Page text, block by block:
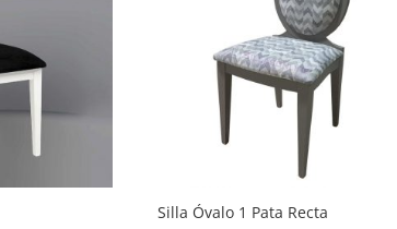
Silla Óvalo 1 Pata Recta